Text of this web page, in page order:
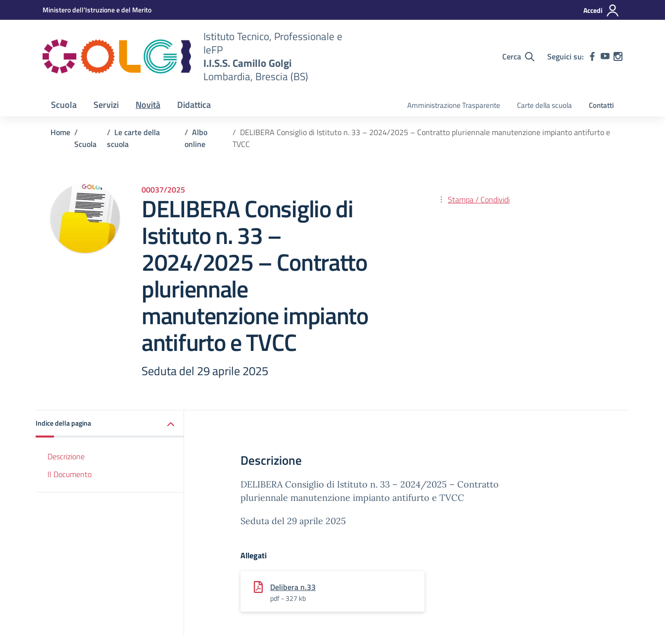
Vai ai contenuti
Vai al menu di navigazioneMinistero dell'Istruzione e del Merito Accedi
Istituto Tecnico, Professionale e
IeFP
I.I.S.S. Camillo Golgi
Lombardia, Brescia (BS)
Cerca Seguici su:
Scuola Servizi Novità Didattica Amministrazione Trasparente Carte della scuola Contatti
Home
Scuola
Le carte della
scuola
Albo
online
DELIBERA Consiglio di Istituto n. 33 – 2024/2025 – Contratto pluriennale manutenzione impianto antifurto e
TVCC
00037/2025
DELIBERA Consiglio di
Istituto n. 33 –
2024/2025 – Contratto
pluriennale
manutenzione impianto
antifurto e TVCC
Seduta del 29 aprile 2025
Stampa / Condividi
Indice della pagina
Descrizione
Il Documento
Descrizione
DELIBERA Consiglio di Istituto n. 33 – 2024/2025 – Contratto
pluriennale manutenzione impianto antifurto e TVCC
Seduta del 29 aprile 2025
Allegati
Delibera n.33
pdf - 327 kb